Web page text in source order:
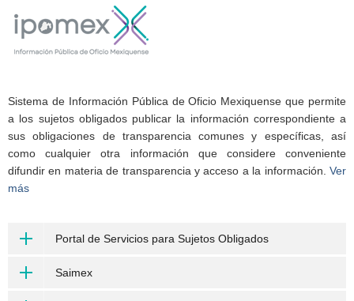
Sistema de Información Pública de Oficio Mexiquense que permite
a los sujetos obligados publicar la información correspondiente a
sus obligaciones de transparencia comunes y específicas, así
como cualquier otra información que considere conveniente
difundir en materia de transparencia y acceso a la información. Ver
más
Portal de Servicios para Sujetos Obligados
Saimex